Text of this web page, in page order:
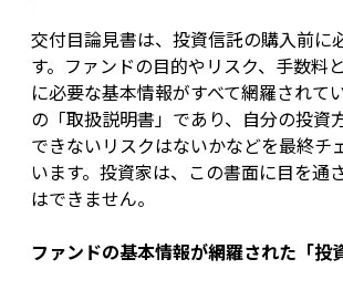
交付目論見書は、投資信託の購入前に
す。ファンドの目的やリスク、手数料
に必要な基本情報がすべて網羅されて
の「取扱説明書」であり、自分の投資
できないリスクはないかなどを最終チ
います。投資家は、この書面に目を通
はできません。
ファンドの基本情報が網羅された「投